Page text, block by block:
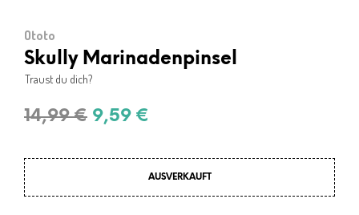
Ototo
Skully Marinadenpinsel
Traust du dich?
14,99€ Ursprünglicher
14,99 €
9,59 €
ist:
9,59 €.
AUSVERKAUFT